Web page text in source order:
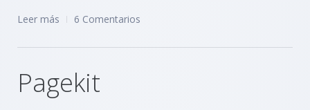
Leer más 6 Comentarios
Pagekit